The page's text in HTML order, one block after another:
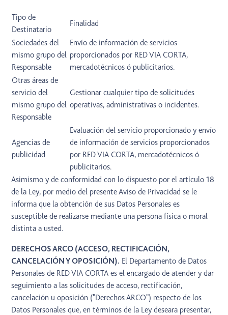
Tipo de
Destinatario
Finalidad
Sociedades del
mismo grupo del
Responsable
Envío de información de servicios
proporcionados por RED VIA CORTA,
mercadotécnicos ó publicitarios.
Otras áreas de
servicio del
mismo grupo del
Responsable
Gestionar cualquier tipo de solicitudes
operativas, administrativas o incidentes.
Agencias de
publicidad
Evaluación del servicio proporcionado y envío
de información de servicios proporcionados
por RED VIA CORTA, mercadotécnicos ó
publicitarios.
Asimismo y de conformidad con lo dispuesto por el artículo 18
de la Ley, por medio del presente Aviso de Privacidad se le
informa que la obtención de sus Datos Personales es
susceptible de realizarse mediante una persona física o moral
distinta a usted.
DERECHOS ARCO (ACCESO, RECTIFICACIÓN,
CANCELACIÓN Y OPOSICIÓN). El Departamento de Datos
Personales de RED VIA CORTA es el encargado de atender y dar
seguimiento a las solicitudes de acceso, rectificación,
cancelación u oposición ("Derechos ARCO") respecto de los
Datos Personales que, en términos de la Ley deseara presentar,